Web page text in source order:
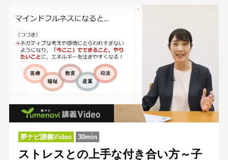
夢ナビ講義Video 30min
ストレスとの上手な付き合い方～子